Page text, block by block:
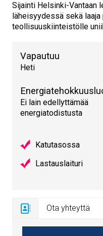
Sijainti Helsinki-Vantaan
läheisyydessä sekä
teollisuuskiinteistölle
Vapautuu
Heti
Ei lain edellyttämää
energiatodistusta
Katutasossa
Lastauslaituri
Ota yhteyttä